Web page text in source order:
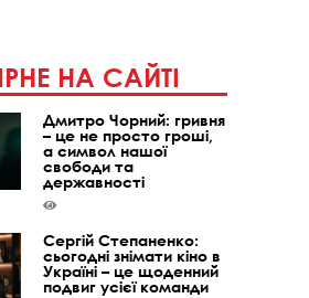
НА САЙТІ
Дмитро Чорний: гривня
– це не просто гроші,
а символ нашої
свободи та
державності
Сергій Степаненко:
сьогодні знімати кіно в
Україні – це щоденний
подвиг усієї команди